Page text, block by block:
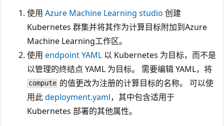
使用 Azure Machine Learning studio 创建
Kubernetes 群集并将其作为计算目标附加到Azure
Machine Learning工作区。
使用 endpoint YAML 以 Kubernetes 为目标，而不是
以管理的终结点 YAML 为目标。 需要编辑 YAML，将
compute 的值更改为注册的计算目标的名称。 可以使
用此deployment.yaml，其中包含适用于
Kubernetes 部署的其他属性。